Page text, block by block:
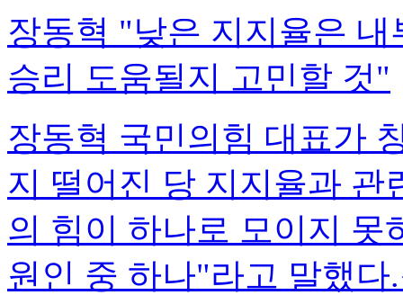
장동혁 "낮은 지지율은
승리 도움될지 고민할 것"
장동혁 국민의힘 대표가
지 떨어진 당 지지율과
의 힘이 하나로 모이지 못
원인 중 하나"라고 말했